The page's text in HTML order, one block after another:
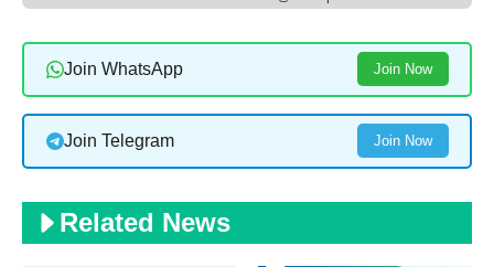
Join WhatsApp Join Now
Join Telegram Join Now
Related News